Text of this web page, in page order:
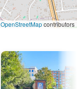
OpenStreetMapcontributors